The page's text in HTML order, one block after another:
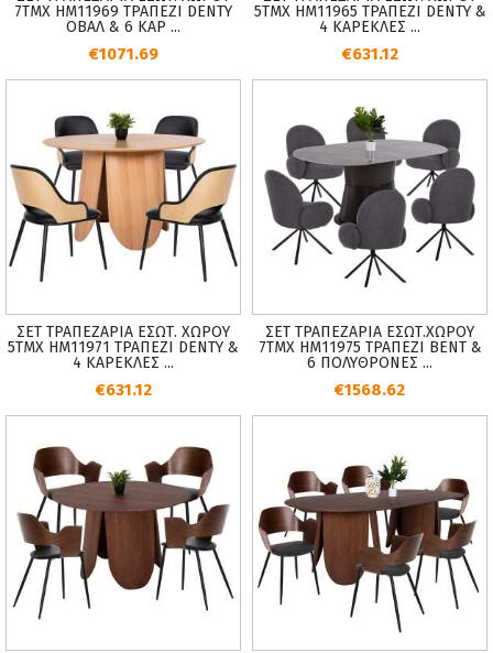
7ΤΜΧ HM11969 ΤΡΑΠΕΖΙ DENTY
ΟΒΑΛ & 6 ΚΑΡ ...
€1071.69
5ΤΜΧ HM11965 ΤΡΑΠΕΖΙ DENTY &
4 ΚΑΡΕΚΛΕΣ ...
€631.12
ΣΕΤ ΤΡΑΠΕΖΑΡΙΑ ΕΣΩΤ. ΧΩΡΟΥ
5ΤΜΧ HM11971 ΤΡΑΠΕΖΙ DENTY &
4 ΚΑΡΕΚΛΕΣ ...
€631.12
ΣΕΤ ΤΡΑΠΕΖΑΡΙΑ ΕΣΩΤ.ΧΩΡΟΥ
7ΤΜΧ HM11975 ΤΡΑΠΕΖΙ ΒΕΝΤ &
6 ΠΟΛΥΘΡΟΝΕΣ ...
€1568.62